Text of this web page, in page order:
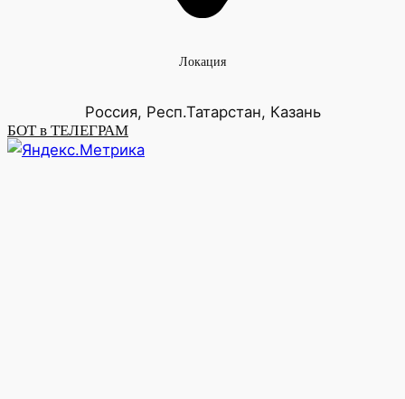
Локация
Россия, Респ.Татарстан, Казань
БОТ в ТЕЛЕГРАМ